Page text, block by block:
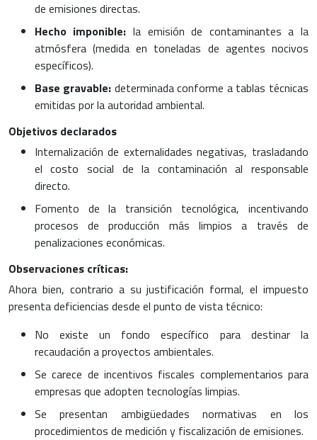
de emisiones directas.
Hecho imponible: la emisión de contaminantes a la
atmósfera (medida en toneladas de agentes nocivos
específicos).
Base gravable: determinada conforme a tablas técnicas
emitidas por la autoridad ambiental.
Objetivos declarados
Internalización de externalidades negativas, trasladando
el costo social de la contaminación al responsable
directo.
Fomento de la transición tecnológica, incentivando
procesos de producción más limpios a través de
penalizaciones económicas.
Observaciones críticas:
Ahora bien, contrario a su justificación formal, el impuesto
presenta deficiencias desde el punto de vista técnico:
No existe un fondo específico para destinar la
recaudación a proyectos ambientales.
Se carece de incentivos fiscales complementarios para
empresas que adopten tecnologías limpias.
Se presentan ambigüedades normativas en los
procedimientos de medición y fiscalización de emisiones.